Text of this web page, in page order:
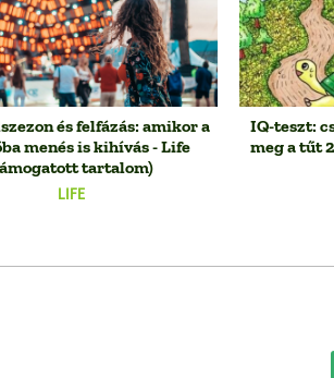
LIFE
és felfázás: amikor a
menés is kihívás - Life
tartalom)
IQ-teszt:
meg a tűt